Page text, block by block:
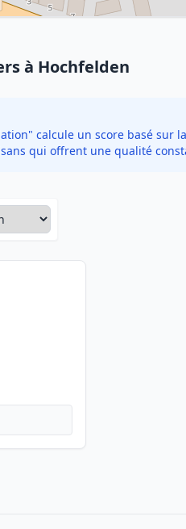
à Hochfelden
calcule un score basé sur
qui offrent une qualité